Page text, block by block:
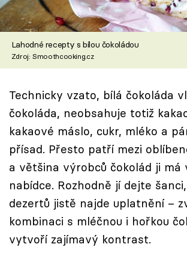
Škola vaření
Recepty z TV
Speciál: Cuketa
Těhotnej kuchař
Sledujte prima+
Přihlášení
Sledujte nás
Lahodné recepty s bílou čokoládou
Zdroj: Smoothcooking.cz
Technicky vzato, bílá čokoláda
čokoláda, neobsahuje totiž
kakaové máslo, cukr, mléko a
přísad. Přesto patří mezi
a většina výrobců čokolád ji má
nabídce. Rozhodně jí dejte
dezertů jistě najde uplatnění –
kombinaci s mléčnou i hořkou
vytvoří zajímavý kontrast.